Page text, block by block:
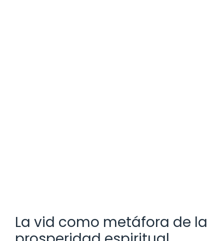
La vid como metáfora de la